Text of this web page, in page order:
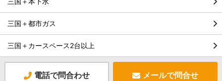
三国＋都市ガス
三国＋カースペース2台以上
電話で問合わせ メールで問合せ